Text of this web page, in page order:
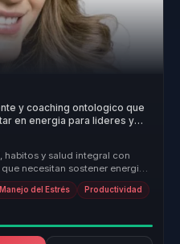
y coaching ontologico que
en energia para lideres y
habitos y salud integral con
necesitan sostener energia,
del Estrés Productividad